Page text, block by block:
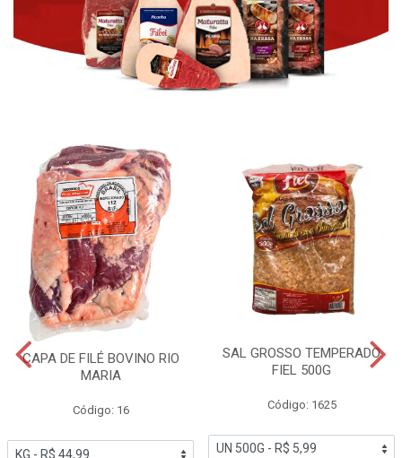
CAPA DE FILÉ BOVINO RIO
MARIA
Código: 16
SAL GROSSO TEMPERADO
FIEL 500G
Código: 1625